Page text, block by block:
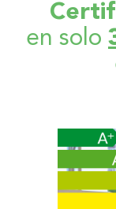
en solo